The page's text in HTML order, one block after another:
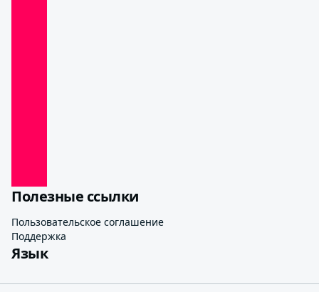
Полезные ссылки
Пользовательское соглашение
Поддержка
Язык